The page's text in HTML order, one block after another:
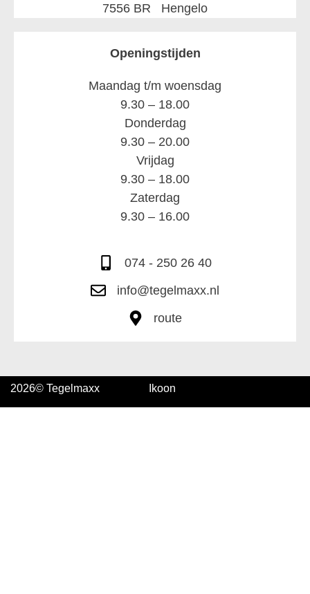
7556 BR Hengelo
Openingstijden
Maandag t/m woensdag
9.30 – 18.00
Donderdag
9.30 – 20.00
Vrijdag
9.30 – 18.00
Zaterdag
9.30 – 16.00
074 - 250 26 40
info@tegelmaxx.nl
route
2026© Tegelmaxx Ikoon